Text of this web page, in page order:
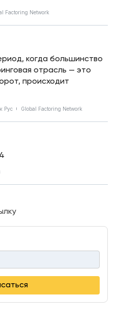
Factoring Network
когда большинство
отрасль — это
происходит
Рус Global Factoring Network